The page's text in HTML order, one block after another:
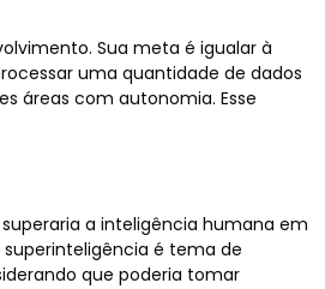
Sua meta é igualar à
uma quantidade de dados
áreas com autonomia. Esse
a inteligência humana em
é tema de
que poderia tomar